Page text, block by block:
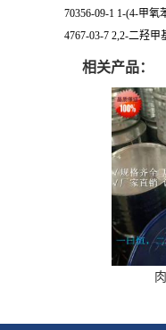
70356-09-1 1-(4-甲氧
4767-03-7 2,2-二羟甲
相关产品：